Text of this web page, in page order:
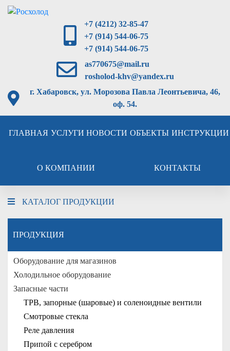
+7 (4212) 32-85-47
+7 (914) 544-06-75
+7 (914) 544-06-75
as770675@mail.ru
rosholod-khv@yandex.ru
г. Хабаровск, ул. Морозова Павла Леонтьевича, 46,
оф. 54.
ГЛАВНАЯ УСЛУГИ НОВОСТИ ОБЪЕКТЫ ИНСТРУКЦИИ
О КОМПАНИИ КОНТАКТЫ
КАТАЛОГ ПРОДУКЦИИ
ПРОДУКЦИЯ
Оборудование для магазинов
Холодильное оборудование
Запасные части
ТРВ, запорные (шаровые) и соленоидные вентили
Смотровые стекла
Реле давления
Припой с серебром